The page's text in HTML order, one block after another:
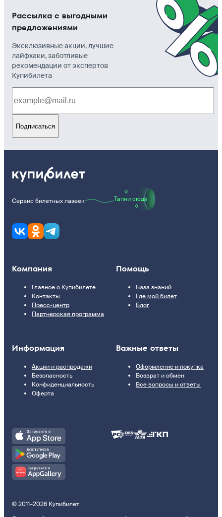
Рассылка с выгодными
предложениями
Эксклюзивные акции, лучшие
лайфхаки, заботливые
рекомендации от экспертов
Купибилета
Подписаться
Сервис билетных лазеек Тапни сюда
Компания
Главное о Купибилете
Контакты
Пресс-центр
Партнерская программа
Помощь
База знаний
Где мой билет
Блог
Информация
Акции и распродажи
Безопасность
Конфиденциальность
Оферта
Важные ответы
Оформление и покупка
Возврат и обмен
Все вопросы и ответы
© 2011–2026 Купибилет